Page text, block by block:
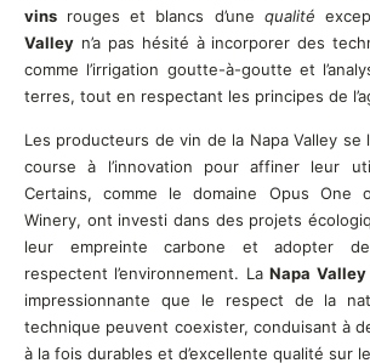
vins rouges et blancs d’une qualité
Valley n’a pas hésité à incorporer des
comme l’irrigation goutte-à-goutte et
terres, tout en respectant les principes de
Les producteurs de vin de la Napa Valley se
course à l’innovation pour affiner leur
Certains, comme le domaine Opus One
Winery, ont investi dans des projets
leur empreinte carbone et adopter
respectent l’environnement. LaNapa Valley
impressionnante que le respect de la
technique peuvent coexister, conduisant à
à la fois durables et d’excellente qualité sur